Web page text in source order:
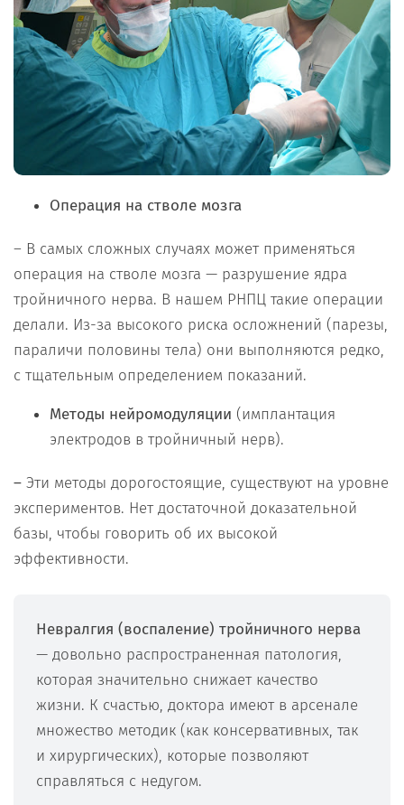
Операция на стволе мозга
– В самых сложных случаях может применяться
операция на стволе мозга — разрушение ядра
тройничного нерва. В нашем РНПЦ такие операции
делали. Из-за высокого риска осложнений (парезы,
параличи половины тела) они выполняются редко,
с тщательным определением показаний.
Методы нейромодуляции (имплантация
электродов в тройничный нерв).
– Эти методы дорогостоящие, существуют на уровне
экспериментов. Нет достаточной доказательной
базы, чтобы говорить об их высокой
эффективности.
Невралгия (воспаление) тройничного нерва
— довольно распространенная патология,
которая значительно снижает качество
жизни. К счастью, доктора имеют в арсенале
множество методик (как консервативных, так
и хирургических), которые позволяют
справляться с недугом.